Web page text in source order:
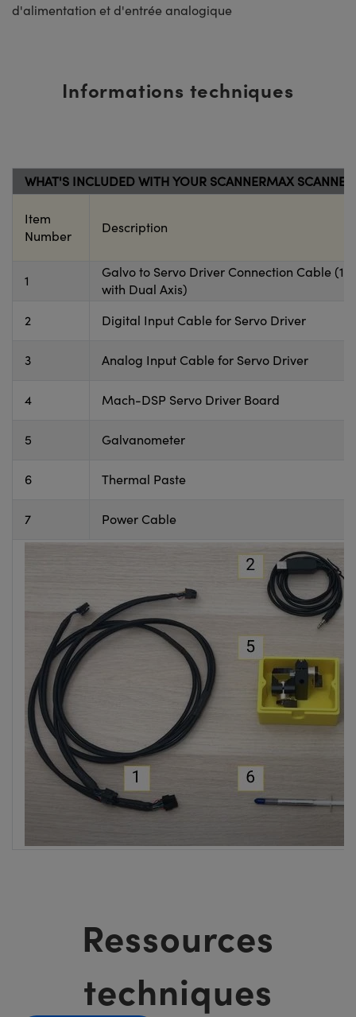
d'alimentation et d'entrée analogique
Informations techniques
WHAT'S INCLUDED WITH YOUR SCANNERMAX SCANNER
Item
Number
Description
1
Galvo to Servo Driver Connection Cable (1
with Dual Axis)
2
Digital Input Cable for Servo Driver
3 Analog Input Cable for Servo Driver
4 Mach-DSP Servo Driver Board
5 Galvanometer
6 Thermal Paste
7 Power Cable
Ressources
techniques